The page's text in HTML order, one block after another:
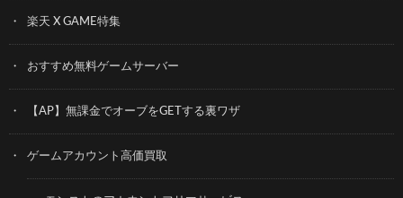
楽天 X GAME特集
おすすめ無料ゲームサーバー
【AP】無課金でオーブをGETする裏ワザ
ゲームアカウント高価買取